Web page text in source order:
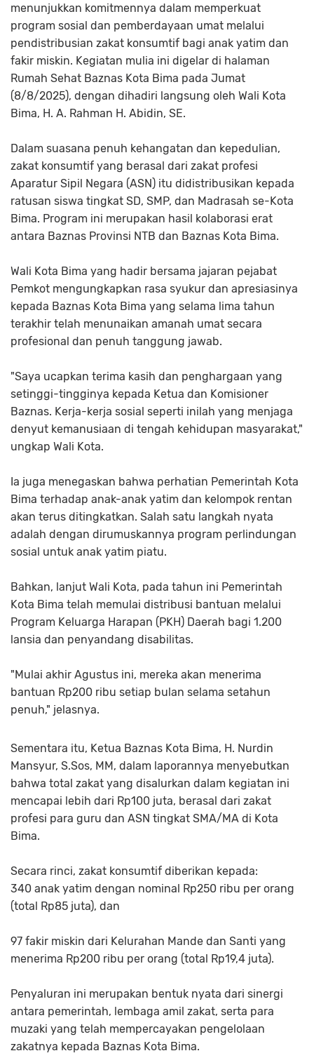
menunjukkan komitmennya dalam memperkuat
program sosial dan pemberdayaan umat melalui
pendistribusian zakat konsumtif bagi anak yatim dan
fakir miskin. Kegiatan mulia ini digelar di halaman
Rumah Sehat Baznas Kota Bima pada Jumat
(8/8/2025), dengan dihadiri langsung oleh Wali Kota
Bima, H. A. Rahman H. Abidin, SE.
Dalam suasana penuh kehangatan dan kepedulian,
zakat konsumtif yang berasal dari zakat profesi
Aparatur Sipil Negara (ASN) itu didistribusikan kepada
ratusan siswa tingkat SD, SMP, dan Madrasah se-Kota
Bima. Program ini merupakan hasil kolaborasi erat
antara Baznas Provinsi NTB dan Baznas Kota Bima.
Wali Kota Bima yang hadir bersama jajaran pejabat
Pemkot mengungkapkan rasa syukur dan apresiasinya
kepada Baznas Kota Bima yang selama lima tahun
terakhir telah menunaikan amanah umat secara
profesional dan penuh tanggung jawab.
"Saya ucapkan terima kasih dan penghargaan yang
setinggi-tingginya kepada Ketua dan Komisioner
Baznas. Kerja-kerja sosial seperti inilah yang menjaga
denyut kemanusiaan di tengah kehidupan masyarakat,"
ungkap Wali Kota.
Ia juga menegaskan bahwa perhatian Pemerintah Kota
Bima terhadap anak-anak yatim dan kelompok rentan
akan terus ditingkatkan. Salah satu langkah nyata
adalah dengan dirumuskannya program perlindungan
sosial untuk anak yatim piatu.
Bahkan, lanjut Wali Kota, pada tahun ini Pemerintah
Kota Bima telah memulai distribusi bantuan melalui
Program Keluarga Harapan (PKH) Daerah bagi 1.200
lansia dan penyandang disabilitas.
"Mulai akhir Agustus ini, mereka akan menerima
bantuan Rp200 ribu setiap bulan selama setahun
penuh," jelasnya.
Sementara itu, Ketua Baznas Kota Bima, H. Nurdin
Mansyur, S.Sos, MM, dalam laporannya menyebutkan
bahwa total zakat yang disalurkan dalam kegiatan ini
mencapai lebih dari Rp100 juta, berasal dari zakat
profesi para guru dan ASN tingkat SMA/MA di Kota
Bima.
Secara rinci, zakat konsumtif diberikan kepada:
340 anak yatim dengan nominal Rp250 ribu per orang
(total Rp85 juta), dan
97 fakir miskin dari Kelurahan Mande dan Santi yang
menerima Rp200 ribu per orang (total Rp19,4 juta).
Penyaluran ini merupakan bentuk nyata dari sinergi
antara pemerintah, lembaga amil zakat, serta para
muzaki yang telah mempercayakan pengelolaan
zakatnya kepada Baznas Kota Bima.